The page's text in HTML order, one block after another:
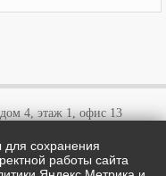
4, этаж 1, офис 13
57
72
сохранения
работы сайта